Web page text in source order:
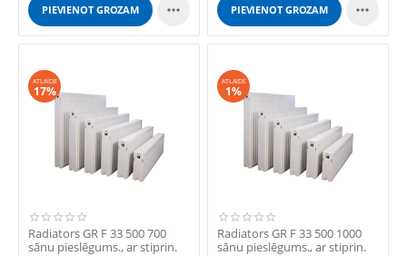
PIEVIENOT GROZAM  PIEVIENOT GROZAM 
ATLAIDE
17%
Radiators GR F 33 500 700
sānu pieslēgums., ar stiprin.
ATLAIDE
1%
Radiators GR F 33 500 1000
sānu pieslēgums., ar stiprin.